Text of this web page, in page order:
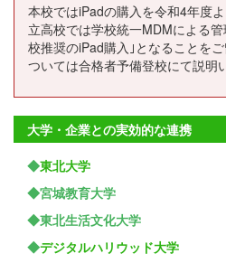
本校ではiPadの購入を令和4年度
立高校では学校統一MDMによる
校推奨のiPad購入｣となることを
ついては合格者予備登校にて説明
大学・企業との実効的な連携
◆東北大学
◆宮城教育大学
◆東北生活文化大学
◆デジタルハリウッド大学